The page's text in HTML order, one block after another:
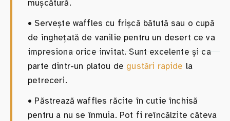
mușcătură.
• Servește waffles cu frișcă bătută sau o cupă
de înghețată de vanilie pentru un desert ce va
impresiona orice invitat. Sunt excelente și ca
parte dintr-un platou de gustări rapide la
petreceri.
• Păstrează waffles răcite în cutie închisă
pentru a nu se înmuia. Pot fi reîncălzite câteva